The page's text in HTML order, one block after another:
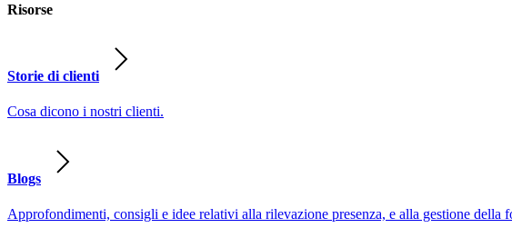
Risorse
Storie di clienti
Cosa dicono i nostri clienti.
Blogs
Approfondimenti, consigli e idee relativi alla rilevazione presenza, e alla gestione della